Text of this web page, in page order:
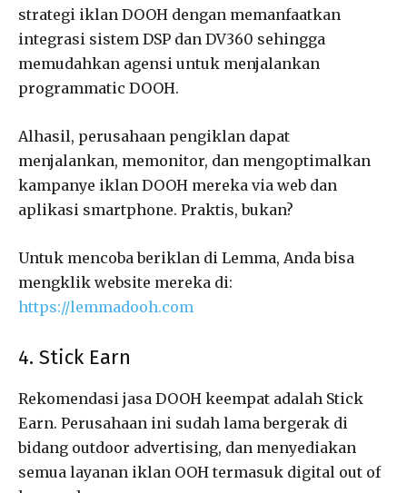
strategi iklan DOOH dengan memanfaatkan
integrasi sistem DSP dan DV360 sehingga
memudahkan agensi untuk menjalankan
programmatic DOOH.
Alhasil, perusahaan pengiklan dapat
menjalankan, memonitor, dan mengoptimalkan
kampanye iklan DOOH mereka via web dan
aplikasi smartphone. Praktis, bukan?
Untuk mencoba beriklan di Lemma, Anda bisa
mengklik website mereka di:
https://lemmadooh.com
4. Stick Earn
Rekomendasi jasa DOOH keempat adalah Stick
Earn. Perusahaan ini sudah lama bergerak di
bidang outdoor advertising, dan menyediakan
semua layanan iklan OOH termasuk digital out of